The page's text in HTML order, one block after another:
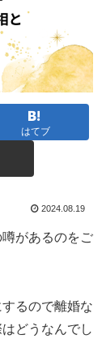
はてブ
2024.08.19
があるのをご
るので離婚な
どうなんでし